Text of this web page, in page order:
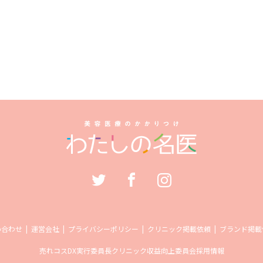
わせ 運営会社 プライバシーポリシー クリニック掲載依頼 ブランド掲
売れコスDX実行委員長クリニック収益向上委員会採用情報